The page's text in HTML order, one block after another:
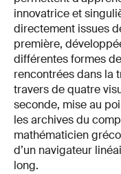
innovatrice et
directement issues
première,
différentes formes
rencontrées dans la
travers de quatre
seconde, mise au
les archives du
mathématicien
d’un navigateur
long.